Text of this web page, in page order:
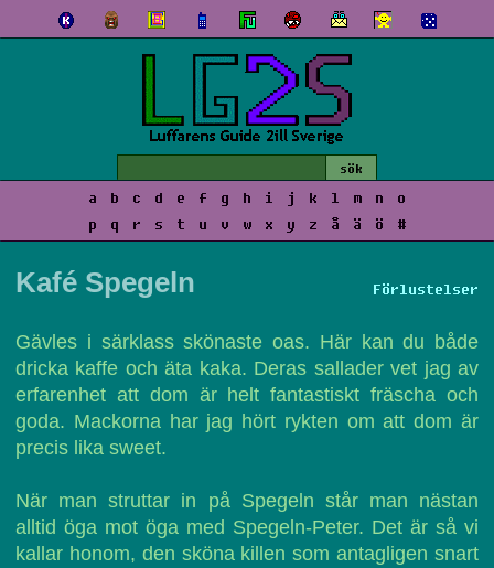
a b c d e f g h i j k l m n
o
p
q r s t u v w x y z å ä ö #
Förlustelser
Kafé Spegeln
Gävles i särklass skönaste oas. Här kan du både
dricka kaffe och äta kaka. Deras sallader vet jag av
erfarenhet att dom är helt fantastiskt fräscha och
goda. Mackorna har jag hört rykten om att dom är
precis lika sweet.
När man struttar in på Spegeln står man nästan
alltid öga mot öga med Spegeln-Peter. Det är så vi
kallar honom, den sköna killen som antagligen snart